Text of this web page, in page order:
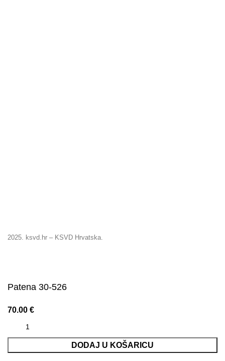
2025. ksvd.hr – KSVD Hrvatska.
Patena 30-526
70.00 €
DODAJ U KOŠARICU